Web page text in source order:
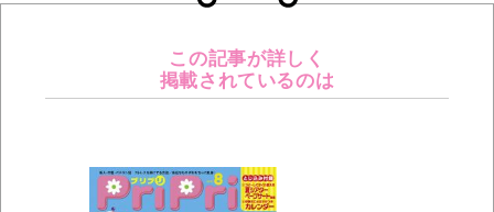
この記事が詳しく
掲載されているのは